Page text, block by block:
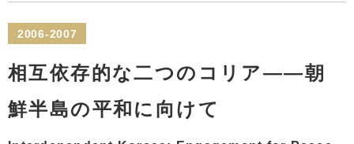
2006-2007
相互依存的な二つのコリア――朝
鮮半島の平和に向けて